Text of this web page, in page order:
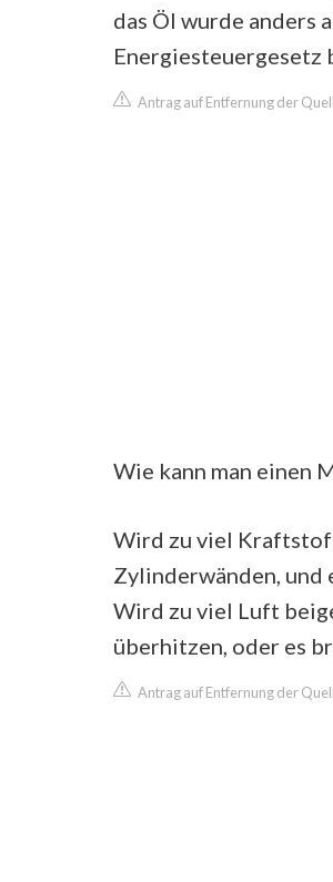
das Öl wurde
Energiesteuergesetz
Antrag auf Entfernung der
Wie kann man einen
Wird zu viel
Zylinderwänden, und
Wird zu viel Luft
überhitzen, oder es
Antrag auf Entfernung der